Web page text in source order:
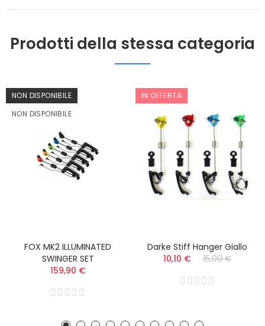
Prodotti della stessa categoria
NON DISPONIBILE
NON DISPONIBILE
FOX MK2 ILLUMINATED
SWINGER SET
159,90 €
IN OFFERTA
Darke Stiff Hanger Giallo
10,10 €
15,00 €